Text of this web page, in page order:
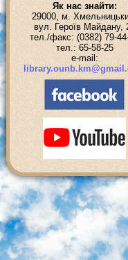
Як нас знайти:
29000, м.
вул. Героїв Майдану,
тел./факс: (0382) 79-
тел.: 65-58-25
e-mail: